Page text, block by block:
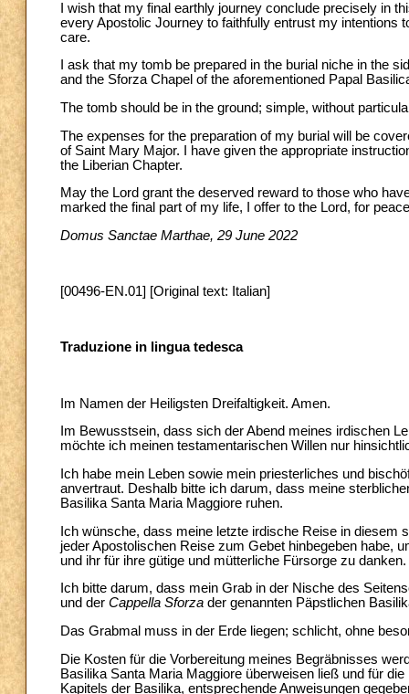
I wish that my final earthly journey conclude precisely in
every Apostolic Journey to faithfully entrust my intentions
care.
I ask that my tomb be prepared in the burial niche in the
and the Sforza Chapel of the aforementioned Papal
The tomb should be in the ground; simple, without
The expenses for the preparation of my burial will be
of Saint Mary Major. I have given the appropriate
the Liberian Chapter.
May the Lord grant the deserved reward to those who
marked the final part of my life, I offer to the Lord, for
Domus Sanctae Marthae, 29 June 2022
[00496-EN.01] [Original text: Italian]
Traduzione in lingua tedesca
Im Namen der Heiligsten Dreifaltigkeit. Amen.
Im Bewusstsein, dass sich der Abend meines irdischen
möchte ich meinen testamentarischen Willen nur
Ich habe mein Leben sowie mein priesterliches und
anvertraut. Deshalb bitte ich darum, dass meine
Basilika Santa Maria Maggiore ruhen.
Ich wünsche, dass meine letzte irdische Reise in diesem
jeder Apostolischen Reise zum Gebet hinbegeben habe,
und ihr für ihre gütige und mütterliche Fürsorge zu danken.
Ich bitte darum, dass mein Grab in der Nische des
und der Cappella Sforza der genannten Päpstlichen
Das Grabmal muss in der Erde liegen; schlicht, ohne
Die Kosten für die Vorbereitung meines Begräbnisses
Basilika Santa Maria Maggiore überweisen ließ und für
Kapitels der Basilika, entsprechende Anweisungen